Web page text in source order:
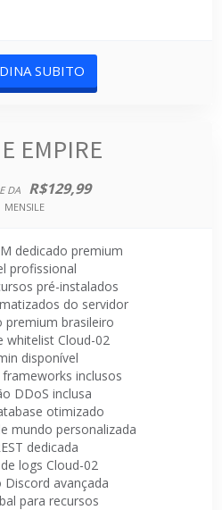
SUBITO
EMPIRE
DA R$129,99
MENSILE
dedicado premium
profissional
pré-instalados
do servidor
premium brasileiro
whitelist Cloud-02
disponível
frameworks inclusos
DDoS inclusa
otimizado
mundo personalizada
dedicada
logs Cloud-02
Discord avançada
para recursos